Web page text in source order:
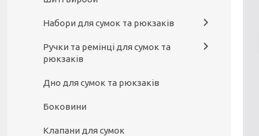
Набори для сумок та рюкзаків
Ручки та ремінці для сумок та
рюкзаків
Дно для сумок та рюкзаків
Боковини
Клапани для сумок